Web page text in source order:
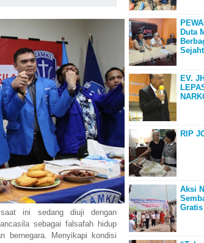
ini sedang diuji dengan
sebagai falsafah hidup
bernegara. Menyikapi kondisi
Duta
EV.
RIP
Aksi